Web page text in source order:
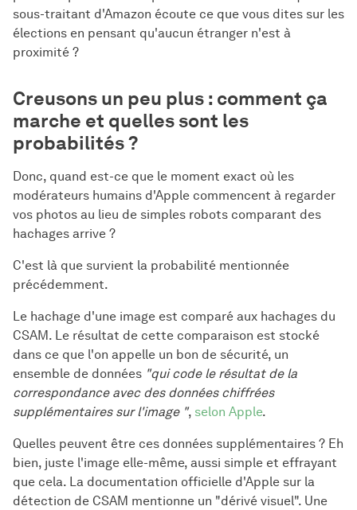
sous-traitant d'Amazon écoute ce que vous dites sur les
élections en pensant qu'aucun étranger n'est à
proximité ?
Creusons un peu plus : comment ça
marche et quelles sont les
probabilités ?
Donc, quand est-ce que le moment exact où les
modérateurs humains d'Apple commencent à regarder
vos photos au lieu de simples robots comparant des
hachages arrive ?
C'est là que survient la probabilité mentionnée
précédemment.
Le hachage d'une image est comparé aux hachages du
CSAM. Le résultat de cette comparaison est stocké
dans ce que l'on appelle un bon de sécurité, un
ensemble de données "qui code le résultat de la
correspondance avec des données chiffrées
supplémentaires sur l'image ", selon Apple.
Quelles peuvent être ces données supplémentaires ? Eh
bien, juste l'image elle-même, aussi simple et effrayant
que cela. La documentation officielle d'Apple sur la
détection de CSAM mentionne un "dérivé visuel". Une